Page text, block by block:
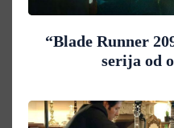
“Blade Runner
serija od